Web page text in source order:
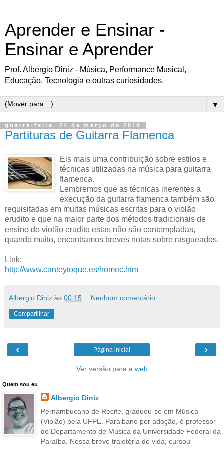
Aprender e Ensinar -
Ensinar e Aprender
Prof. Albergio Diniz - Música, Performance Musical,
Educação, Tecnologia e outras curiosidades.
▼
quarta-feira, 24 de março de 2010
Partituras de Guitarra Flamenca
Eis mais uma contribuição sobre estilos e
técnicas utilizadas na música para guitarra
flamenca.
Lembremos que as técnicas inerentes a
execução da guitarra flamenca também são
requisitadas em muitas músicas escritas para o violão
erudito e que na maior parte dos métodos tradicionais de
ensino do violão erudito estas não são contempladas,
quando muito, encontramos breves notas sobre rasgueados.
Link:
http://www.canteytoque.es/homec.htm
Albergio Diniz às 00:15 Nenhum comentário:
Compartilhar
‹ ›
Página inicial
Ver versão para a web
Quem sou eu
Albergio Diniz
Pernambucano de Recife, graduou-se em Música
(Violão) pela UFPE. Paraibano por adoção, é professor
do Departamento de Música da Universidade Federal da
Paraíba. Nessa breve trajetória de vida, cursou